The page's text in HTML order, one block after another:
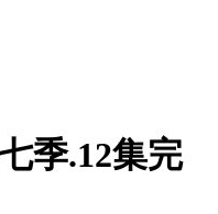
季.12集完